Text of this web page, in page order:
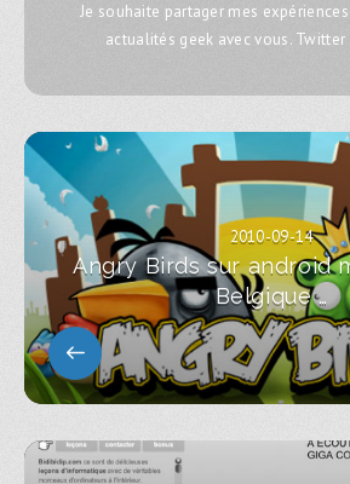
Je souhaite partager mes
actualités geek avec vous. Twitter
2010-09-14
Angry Birds sur android
Belgique …